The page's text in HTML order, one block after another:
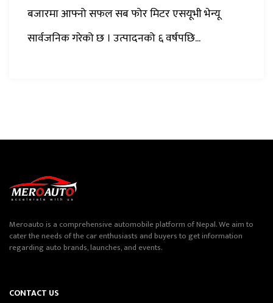
बजारमा आफ्नो सफल सब फोर मिटर एसयूभी भेन्यू
सार्वजनिक गरेको छ । उत्पादनको ६ वर्षपछि...
Meroauto is a comprehensive automobile platform of Nepal. We aim to
cater the needs of the car enthusiasts and buyers to get information
regarding auto brands, launches, and events.
CONTACT US